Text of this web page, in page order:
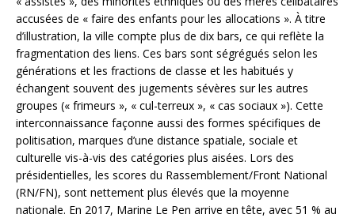
accusées de « faire des enfants pour les allocations ». À titre
d’illustration, la ville compte plus de dix bars, ce qui reflète la
fragmentation des liens. Ces bars sont ségrégués selon les
générations et les fractions de classe et les habitués y
échangent souvent des jugements sévères sur les autres
groupes (« frimeurs », « cul-terreux », « cas sociaux »). Cette
interconnaissance façonne aussi des formes spécifiques de
politisation, marques d’une distance spatiale, sociale et
culturelle vis-à-vis des catégories plus aisées. Lors des
présidentielles, les scores du Rassemblement/Front National
(RN/FN), sont nettement plus élevés que la moyenne
nationale. En 2017, Marine Le Pen arrive en tête, avec 51 % au